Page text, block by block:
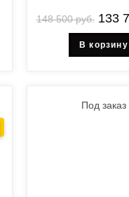
148 500руб. 133
В корзину
Под заказ